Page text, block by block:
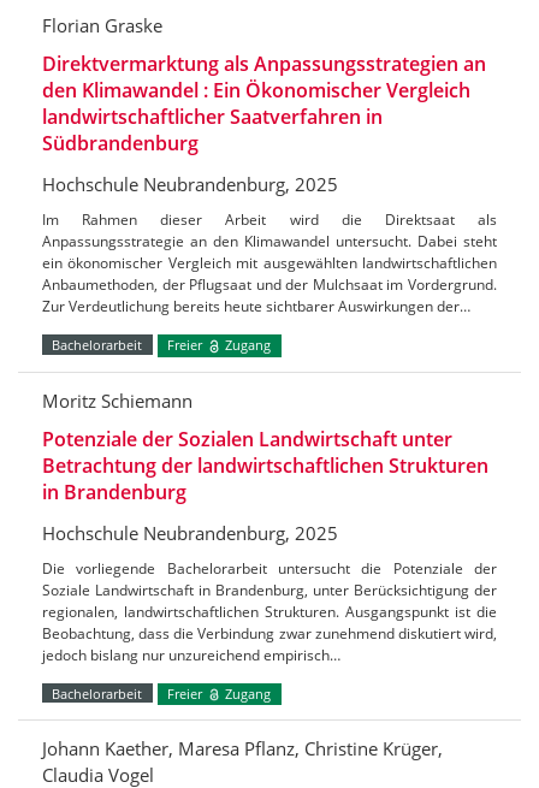
Florian Graske
Direktvermarktung als Anpassungsstrategien an
den Klimawandel : Ein Ökonomischer Vergleich
landwirtschaftlicher Saatverfahren in
Südbrandenburg
Hochschule Neubrandenburg, 2025
Im Rahmen dieser Arbeit wird die Direktsaat als
Anpassungsstrategie an den Klimawandel untersucht. Dabei steht
ein ökonomischer Vergleich mit ausgewählten landwirtschaftlichen
Anbaumethoden, der Pflugsaat und der Mulchsaat im Vordergrund.
Zur Verdeutlichung bereits heute sichtbarer Auswirkungen der…
Bachelorarbeit Freier Zugang
Moritz Schiemann
Potenziale der Sozialen Landwirtschaft unter
Betrachtung der landwirtschaftlichen Strukturen
in Brandenburg
Hochschule Neubrandenburg, 2025
Die vorliegende Bachelorarbeit untersucht die Potenziale der
Soziale Landwirtschaft in Brandenburg, unter Berücksichtigung der
regionalen, landwirtschaftlichen Strukturen. Ausgangspunkt ist die
Beobachtung, dass die Verbindung zwar zunehmend diskutiert wird,
jedoch bislang nur unzureichend empirisch…
Bachelorarbeit Freier Zugang
Johann Kaether, Maresa Pflanz, Christine Krüger,
Claudia Vogel